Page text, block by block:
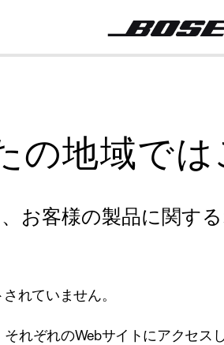
の地域で
お客様の製品に関す
れていません。
れぞれのWebサイトにアクセ